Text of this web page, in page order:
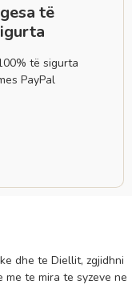
të
të sigurta
PayPal
dhe te Diellit, zgjidhni
me te mira te syzeve ne